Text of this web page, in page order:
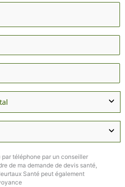
téléphone par un conseiller
de ma demande de devis santé,
Santé peut également